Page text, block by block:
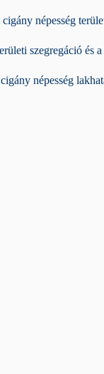
népesség
szegregáció és
népesség